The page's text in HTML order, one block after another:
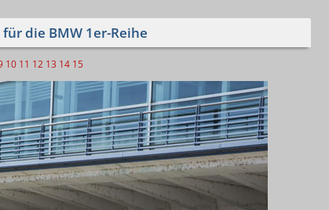
die BMW 1er-Reihe
10 11 12 13 14 15